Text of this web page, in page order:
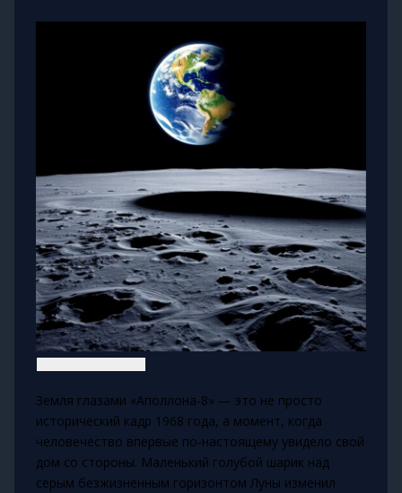
Земля глазами «Аполлона‑8» — это не просто
исторический кадр 1968 года, а момент, когда
человечество впервые по‑настоящему увидело свой
дом со стороны. Маленький голубой шарик над
серым безжизненным горизонтом Луны изменил